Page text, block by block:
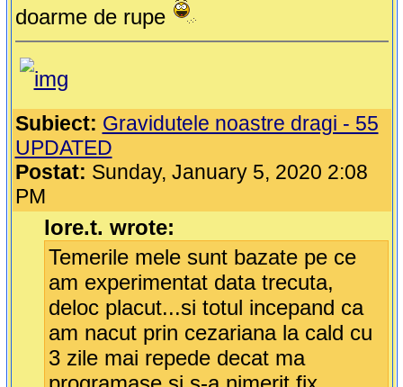
doarme de rupe
Subiect: Gravidutele noastre dragi - 55
UPDATED
Postat: Sunday, January 5, 2020 2:08
PM
lore.t. wrote:
Temerile mele sunt bazate pe ce
am experimentat data trecuta,
deloc placut...si totul incepand ca
am nacut prin cezariana la cald cu
3 zile mai repede decat ma